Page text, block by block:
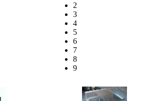
2
3
4
5
6
7
8
9